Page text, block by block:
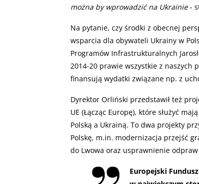
można by wprowadzić na Ukrainie-
Na pytanie, czy środki z obecnej
wsparcia dla obywateli Ukrainy w
Programów Infrastrukturalnych
2014-20 prawie wszystkie z naszych
finansują wydatki związane np. z
Dyrektor Orliński przedstawił też
UE (Łącząc Europę), które służyć
Polską a Ukrainą. To dwa projekty
Polskę, m.in. modernizacja przejść
do Lwowa oraz usprawnienie
Europejski